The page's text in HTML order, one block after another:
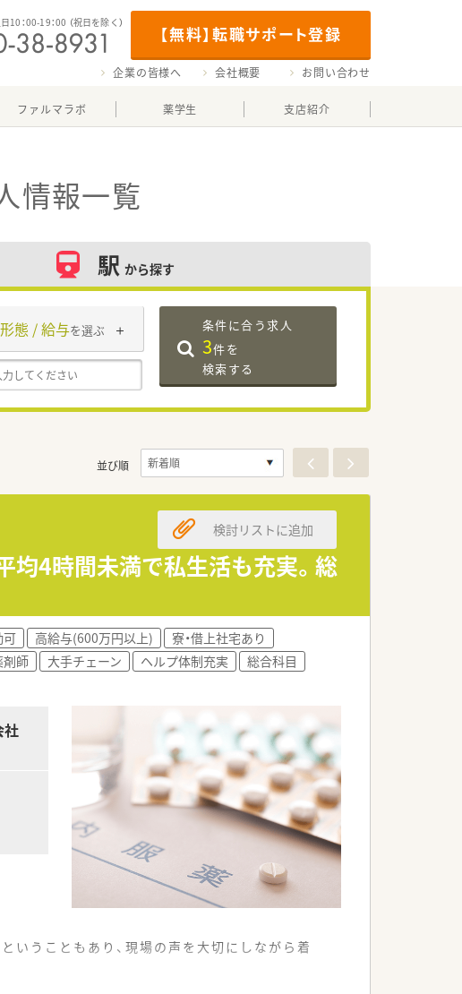
【無料】転職サポート登録
10：00-19：00 （祝日を除く）
企業の皆様へ 会社概要 お問い合わせ
ファルマラボ 薬学生 支店紹介
情報一覧
駅 から探す
態 / 給与を選ぶ 条件に合う求人
3件を
検索する
並び順
均4時間未満で私生活も充実。総
検討リストに追加
可 高給与(600万円以上)
寮・借上社宅あり
剤師 大手チェーン ヘルプ体制充実
総合科目
社
いうこともあり、現場の声を大切にしながら着